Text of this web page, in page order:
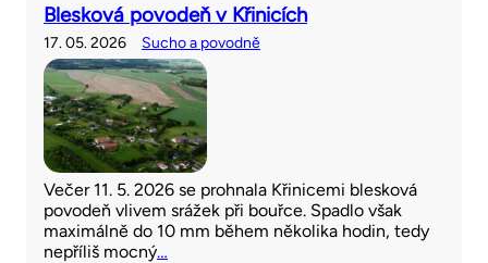
Blesková povodeň v Křinicích
17. 05. 2026 Sucho a povodně
Večer 11. 5. 2026 se prohnala Křinicemi blesková
povodeň vlivem srážek při bouřce. Spadlo však
maximálně do 10 mm během několika hodin, tedy
nepříliš mocný…